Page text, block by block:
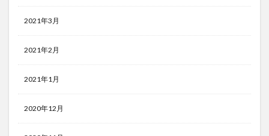
2021年3月
2021年2月
2021年1月
2020年12月